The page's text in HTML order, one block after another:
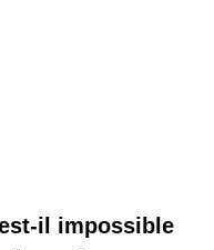
il impossible